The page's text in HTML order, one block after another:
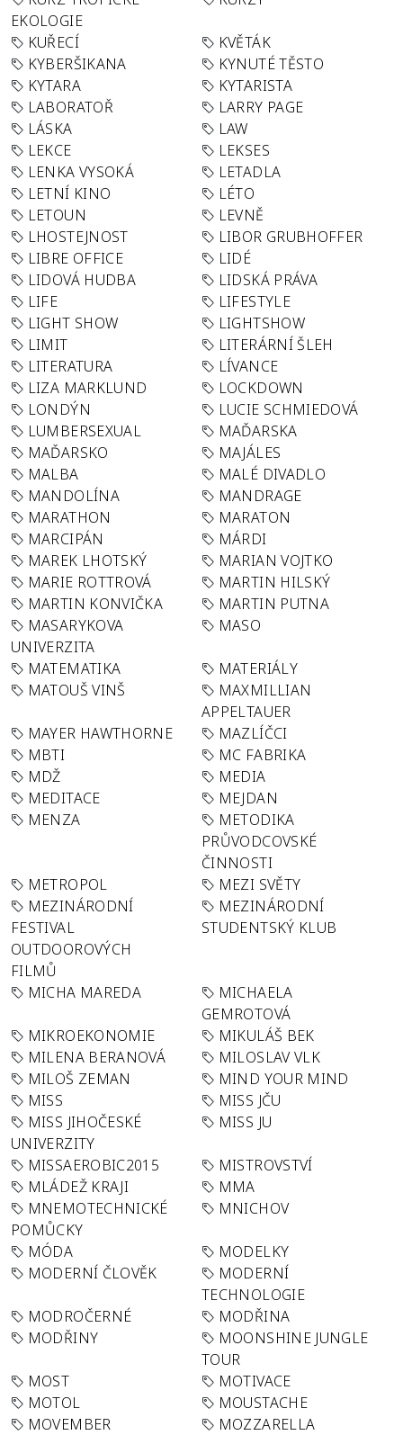
EKOLOGIE
KUŘECÍ
KVĚTÁK
KYBERŠIKANA
KYNUTÉ TĚSTO
KYTARA
KYTARISTA
LABORATOŘ
LARRY PAGE
LÁSKA
LAW
LEKCE
LEKSES
LENKA VYSOKÁ
LETADLA
LETNÍ KINO
LÉTO
LETOUN
LEVNĚ
LHOSTEJNOST
LIBOR GRUBHOFFER
LIBRE OFFICE
LIDÉ
LIDOVÁ HUDBA
LIDSKÁ PRÁVA
LIFE
LIFESTYLE
LIGHT SHOW
LIGHTSHOW
LIMIT
LITERÁRNÍ ŠLEH
LITERATURA
LÍVANCE
LIZA MARKLUND
LOCKDOWN
LONDÝN
LUCIE SCHMIEDOVÁ
LUMBERSEXUAL
MAĎARSKA
MAĎARSKO
MAJÁLES
MALBA
MALÉ DIVADLO
MANDOLÍNA
MANDRAGE
MARATHON
MARATON
MARCIPÁN
MÁRDI
MAREK LHOTSKÝ
MARIAN VOJTKO
MARIE ROTTROVÁ
MARTIN HILSKÝ
MARTIN KONVIČKA
MARTIN PUTNA
MASARYKOVA
UNIVERZITA
MASO
MATEMATIKA
MATERIÁLY
MATOUŠ VINŠ
MAXMILLIAN
APPELTAUER
MAYER HAWTHORNE
MAZLÍČCI
MBTI
MC FABRIKA
MDŽ
MEDIA
MEDITACE
MEJDAN
MENZA
METODIKA
PRŮVODCOVSKÉ
ČINNOSTI
METROPOL
MEZI SVĚTY
MEZINÁRODNÍ
FESTIVAL
OUTDOOROVÝCH
FILMŮ
MEZINÁRODNÍ
STUDENTSKÝ KLUB
MICHA MAREDA
MICHAELA
GEMROTOVÁ
MIKROEKONOMIE
MIKULÁŠ BEK
MILENA BERANOVÁ
MILOSLAV VLK
MILOŠ ZEMAN
MIND YOUR MIND
MISS
MISS JČU
MISS JIHOČESKÉ
UNIVERZITY
MISS JU
MISSAEROBIC2015
MISTROVSTVÍ
MLÁDEŽ KRAJI
MMA
MNEMOTECHNICKÉ
POMŮCKY
MNICHOV
MÓDA
MODELKY
MODERNÍ ČLOVĚK
MODERNÍ
TECHNOLOGIE
MODROČERNÉ
MODŘINA
MODŘINY
MOONSHINE JUNGLE
TOUR
MOST
MOTIVACE
MOTOL
MOUSTACHE
MOVEMBER
MOZZARELLA